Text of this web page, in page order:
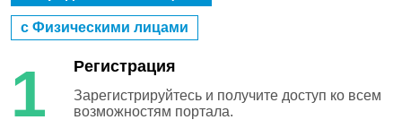
с Физическими лицами
1 Регистрация
Зарегистрируйтесь и получите доступ ко всем
возможностям портала.